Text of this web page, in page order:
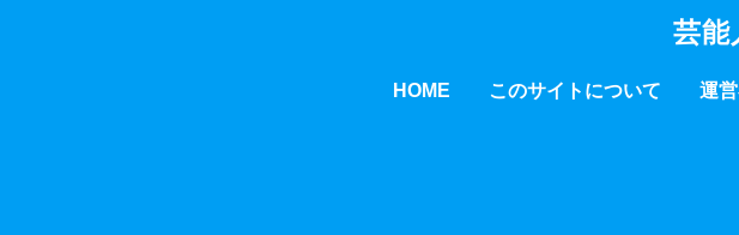
芸能
HOME このサイトについて 運